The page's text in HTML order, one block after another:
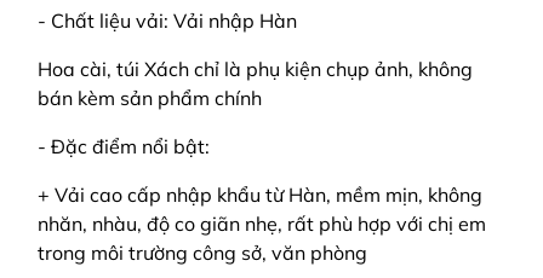
- Chất liệu vải: Vải nhập Hàn
Hoa cài, túi Xách chỉ là phụ kiện chụp ảnh, không
bán kèm sản phẩm chính
- Đặc điểm nổi bật:
+ Vải cao cấp nhập khẩu từ Hàn, mềm mịn, không
nhăn, nhàu, độ co giãn nhẹ, rất phù hợp với chị em
trong môi trường công sở, văn phòng